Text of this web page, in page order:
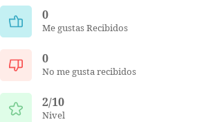
0
Me gustas Recibidos
0
No me gusta recibidos
2/10
Nivel